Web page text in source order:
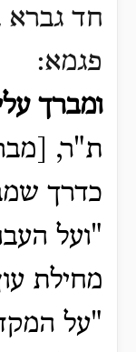
חד גברא
פגמא:
ומברך
ת"ר,
כדרך
"ועל
מחילת
"על